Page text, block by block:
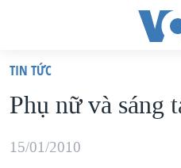
truy
cập
Tới
VIỆT NAM
HOA KỲ
TIN TỨC
Phụ nữ và sáng
15/01/2010